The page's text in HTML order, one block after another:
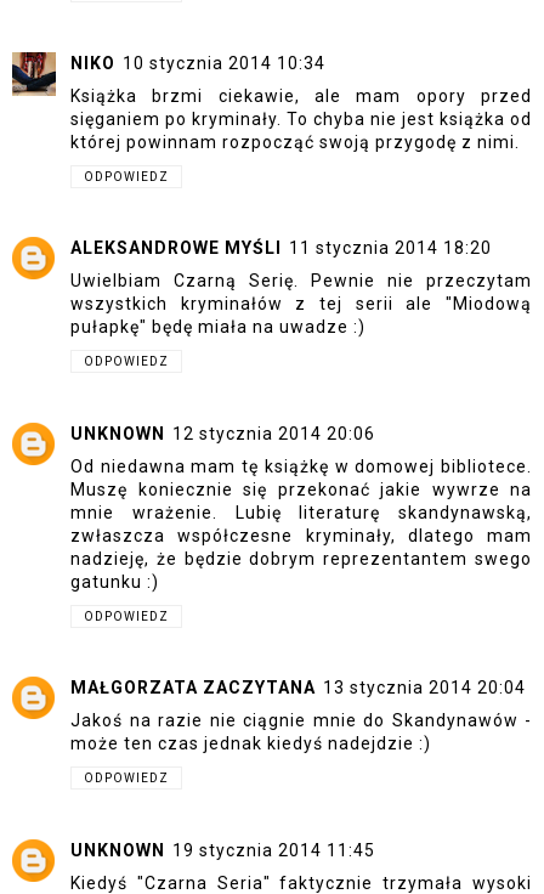
NIKO 10 stycznia 2014 10:34
Książka brzmi ciekawie, ale mam opory przed
sięganiem po kryminały. To chyba nie jest książka od
której powinnam rozpocząć swoją przygodę z nimi.
ODPOWIEDZ
ALEKSANDROWE MYŚLI
11 stycznia 2014 18:20
Uwielbiam Czarną Serię. Pewnie nie przeczytam
wszystkich kryminałów z tej serii ale "Miodową
pułapkę" będę miała na uwadze :)
ODPOWIEDZ
UNKNOWN 12 stycznia 2014 20:06
Od niedawna mam tę książkę w domowej bibliotece.
Muszę koniecznie się przekonać jakie wywrze na
mnie wrażenie. Lubię literaturę skandynawską,
zwłaszcza współczesne kryminały, dlatego mam
nadzieję, że będzie dobrym reprezentantem swego
gatunku :)
ODPOWIEDZ
MAŁGORZATA ZACZYTANA 13 stycznia 2014 20:04
Jakoś na razie nie ciągnie mnie do Skandynawów -
może ten czas jednak kiedyś nadejdzie :)
ODPOWIEDZ
UNKNOWN 19 stycznia 2014 11:45
Kiedyś "Czarna Seria" faktycznie trzymała wysoki